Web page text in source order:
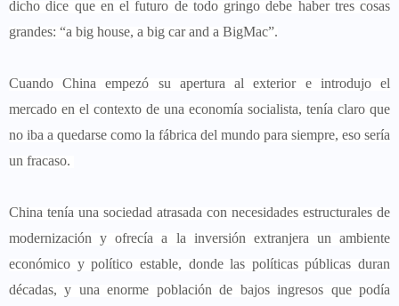
dicho dice que en el futuro de todo gringo debe haber tres cosas
grandes: “a big house, a big car and a BigMac”.
Cuando China empezó su apertura al exterior e introdujo el
mercado en el contexto de una economía socialista, tenía claro que
no iba a quedarse como la fábrica del mundo para siempre, eso sería
un fracaso.
China tenía una sociedad atrasada con necesidades estructurales de
modernización y ofrecía a la inversión extranjera un ambiente
económico y político estable, donde las políticas públicas duran
décadas, y una enorme población de bajos ingresos que podía